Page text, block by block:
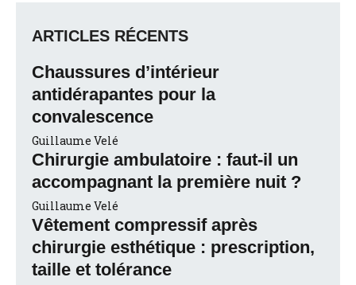
ARTICLES RÉCENTS
Chaussures d’intérieur
antidérapantes pour la
convalescence
Guillaume Velé
Chirurgie ambulatoire : faut-il un
accompagnant la première nuit ?
Guillaume Velé
Vêtement compressif après
chirurgie esthétique : prescription,
taille et tolérance